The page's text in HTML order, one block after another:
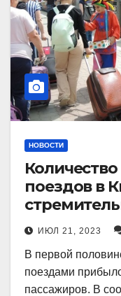
НОВОСТИ
поездов в
ИЮЛ 21, 2023
В первой
поездами
пассажиров. В